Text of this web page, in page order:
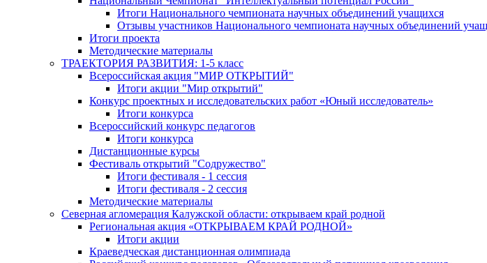
Итоги Национального чемпионата научных объединений учащихся
Отзывы участников Национального чемпионата научных объединений
Итоги проекта
Методические материалы
ТРАЕКТОРИЯ РАЗВИТИЯ: 1-5 класс
Всероссийская акция "МИР ОТКРЫТИЙ"
Итоги акции "Мир открытий"
Конкурс проектных и исследовательских работ «Юный исследователь»
Итоги конкурса
Всероссийский конкурс педагогов
Итоги конкурса
Дистанционные курсы
Фестиваль открытий "Содружество"
Итоги фестиваля - 1 сессия
Итоги фестиваля - 2 сессия
Методические материалы
Северная агломерация Калужской области: открываем край родной
Региональная акция «ОТКРЫВАЕМ КРАЙ РОДНОЙ»
Итоги акции
Краеведческая дистанционная олимпиада